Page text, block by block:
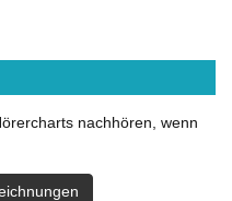
nachhören, wenn